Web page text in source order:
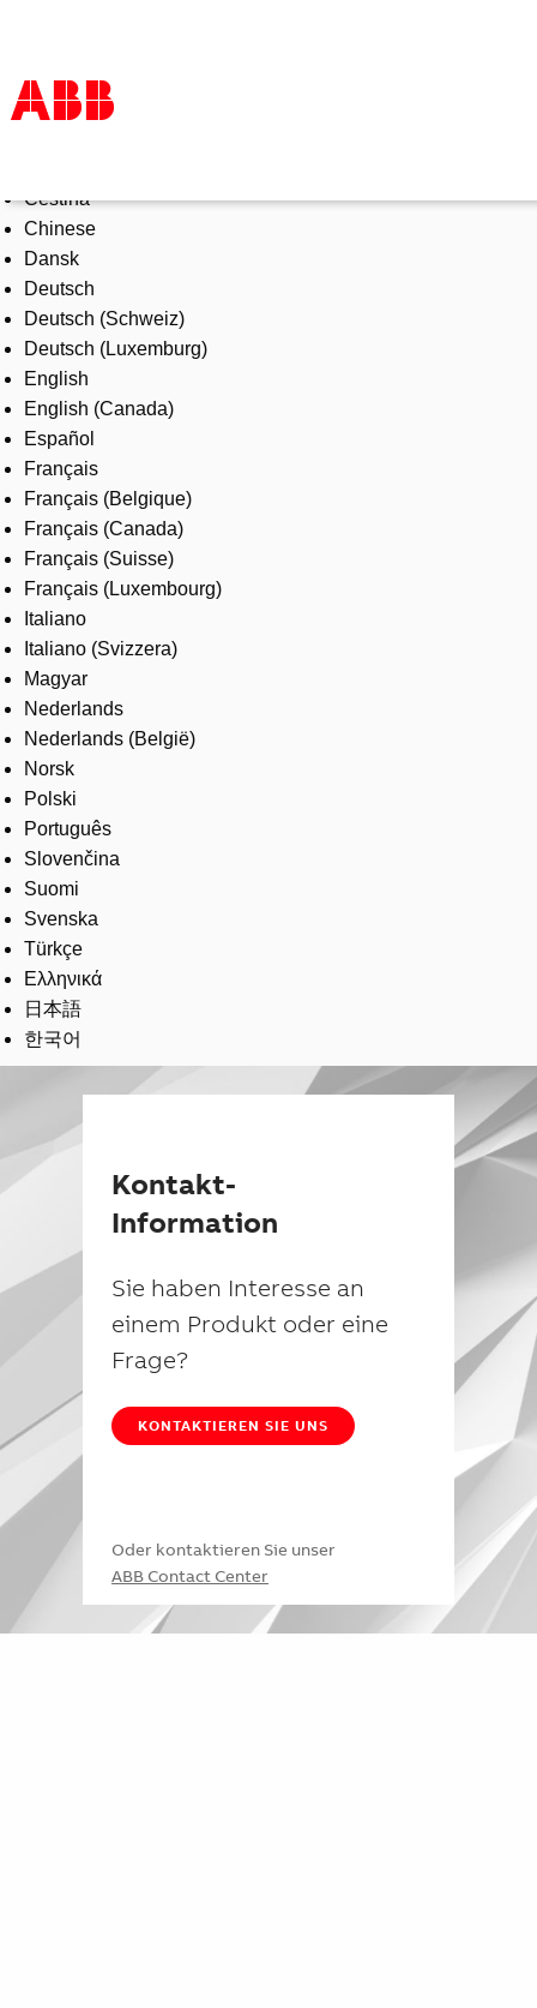
Produkte und Leistungen
Branchenlösungen
Service
Über uns
Vertriebspartner finden
Kontakt
Karriere
Čeština
Chinese
Dansk
Deutsch
Deutsch (Schweiz)
Deutsch (Luxemburg)
English
English (Canada)
Español
Français
Français (Belgique)
Français (Canada)
Français (Suisse)
Français (Luxembourg)
Italiano
Italiano (Svizzera)
Magyar
Nederlands
Nederlands (België)
Norsk
Polski
Português
Slovenčina
Suomi
Svenska
Türkçe
Ελληνικά
日本語
한국어
Kontakt-
Information
Sie haben Interesse an
einem Produkt oder eine
Frage?
KONTAKTIEREN SIE UNS
Oder kontaktieren Sie unser
ABB Contact Center